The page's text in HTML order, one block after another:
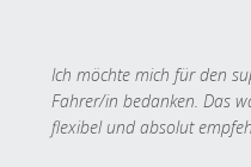
Ich möchte mich für den
Fahrer/in bedanken. Das
flexibel und absolut